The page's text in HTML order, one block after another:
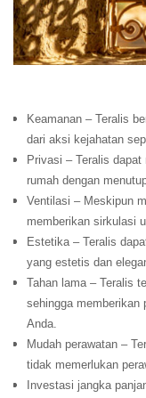
Keamanan – Teralis
dari aksi kejahatan
Privasi – Teralis dapat
rumah dengan
Ventilasi – Meskipun
memberikan sirkulasi
Estetika – Teralis
yang estetis dan
Tahan lama – Teralis
sehingga memberikan
Anda.
Mudah perawatan –
tidak memerlukan
Investasi jangka